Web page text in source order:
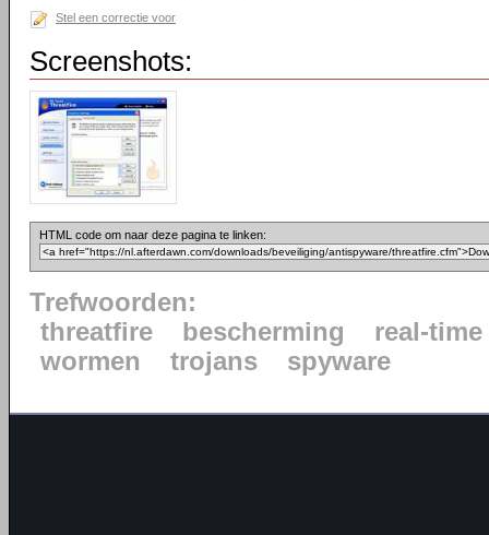
Stel een correctie voor
Screenshots:
HTML code om naar deze pagina te linken:
Trefwoorden:
threatfire
bescherming
real-time
wormen
trojans spyware